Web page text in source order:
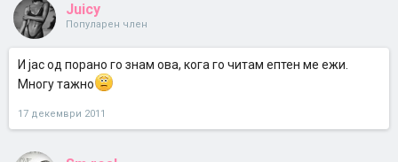
Juicy
Популарен член
И јас од порано го знам ова, кога го читам ептен ме ежи.
Многу тажно
17 декември 2011